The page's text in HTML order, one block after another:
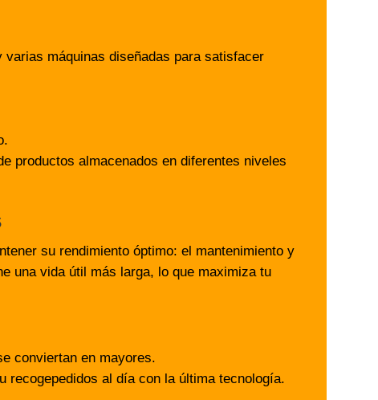
máquinas diseñadas para satisfacer
productos almacenados en diferentes niveles
su rendimiento óptimo: el mantenimiento y
una vida útil más larga, lo que maximiza tu
conviertan en mayores.
recogepedidos al día con la última tecnología.